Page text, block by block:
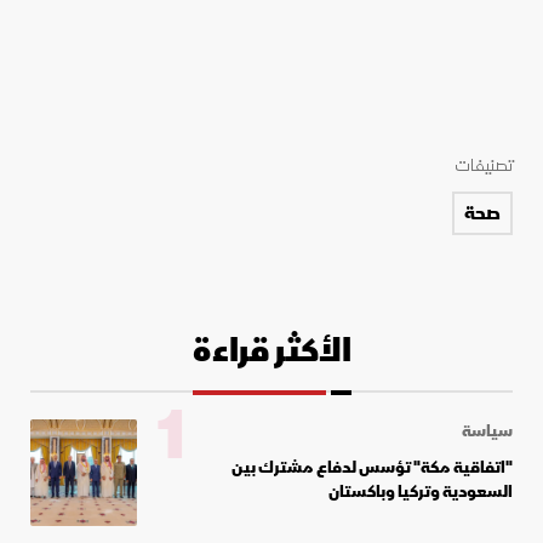
تصنيفات
صحة
الأكثر قراءة
سياسة
"اتفاقية مكة" تؤسس لدفاع مشترك بين
السعودية وتركيا وباكستان
1